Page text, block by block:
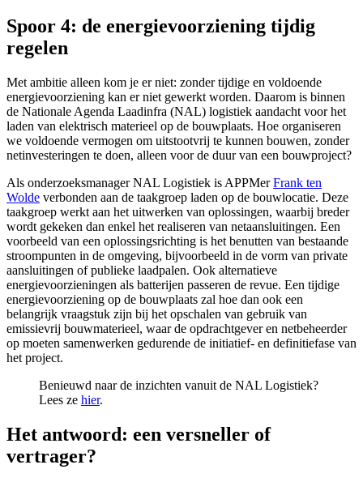
Spoor 4: de energievoorziening tijdig
regelen
Met ambitie alleen kom je er niet: zonder tijdige en voldoende
energievoorziening kan er niet gewerkt worden. Daarom is binnen
de Nationale Agenda Laadinfra (NAL) logistiek aandacht voor het
laden van elektrisch materieel op de bouwplaats. Hoe organiseren
we voldoende vermogen om uitstootvrij te kunnen bouwen, zonder
netinvesteringen te doen, alleen voor de duur van een bouwproject?
Als onderzoeksmanager NAL Logistiek is APPMerFrank ten
Wolde verbonden aan de taakgroep laden op de bouwlocatie. Deze
taakgroep werkt aan het uitwerken van oplossingen, waarbij breder
wordt gekeken dan enkel het realiseren van netaansluitingen. Een
voorbeeld van een oplossingsrichting is het benutten van bestaande
stroompunten in de omgeving, bijvoorbeeld in de vorm van private
aansluitingen of publieke laadpalen. Ook alternatieve
energievoorzieningen als batterijen passeren de revue. Een tijdige
energievoorziening op de bouwplaats zal hoe dan ook een
belangrijk vraagstuk zijn bij het opschalen van gebruik van
emissievrij bouwmaterieel, waar de opdrachtgever en netbeheerder
op moeten samenwerken gedurende de initiatief- en definitiefase van
het project.
Benieuwd naar de inzichten vanuit de NAL Logistiek?
Lees ze hier.
Het antwoord: een versneller of
vertrager?